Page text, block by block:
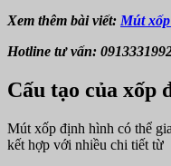
Xem thêm bài viết: Mút
Hotline tư vấn:
Cấu tạo của xốp
Mút xốp định hình có thể
kết hợp với nhiều chi tiết từ